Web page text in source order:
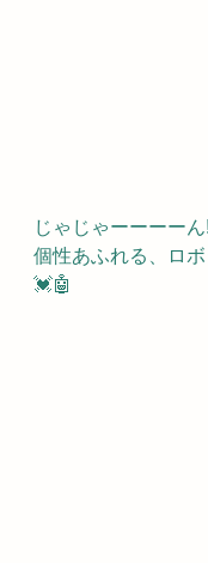
じゃじゃーーーーん
個性あふれる、ロ
💓🤖